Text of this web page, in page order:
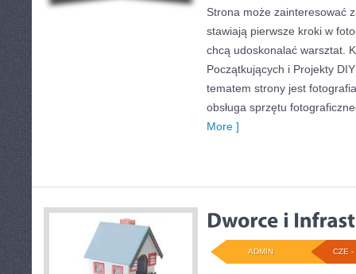
Strona może zainteresować
stawiają pierwsze kroki w
chcą udoskonalać warsztat.
Początkujących i Projekty
tematem strony jest
obsługa sprzętu
More ]
CZE -
ADMIN